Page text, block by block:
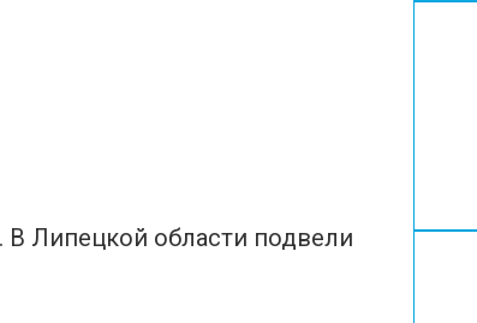
В Липецкой области подвели